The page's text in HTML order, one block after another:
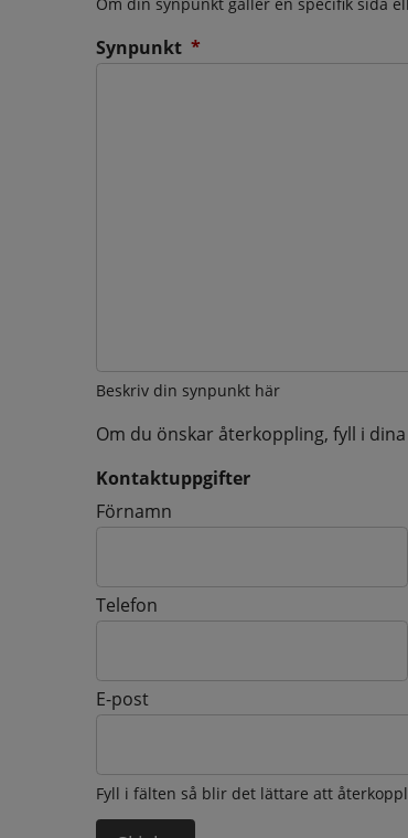
Synpunkt *
Beskriv din synpunkt här
Om du önskar återkoppling, fyll i
Kontaktuppgifter
Kontaktuppgifter
Förnamn
Telefon
E-post
Fyll i fälten så blir det lättare att